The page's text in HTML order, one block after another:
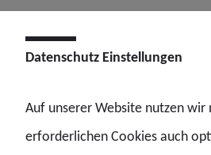
Datenschutz Einstellungen
Auf unserer Website nutzen wir
erforderlichen Cookies auch